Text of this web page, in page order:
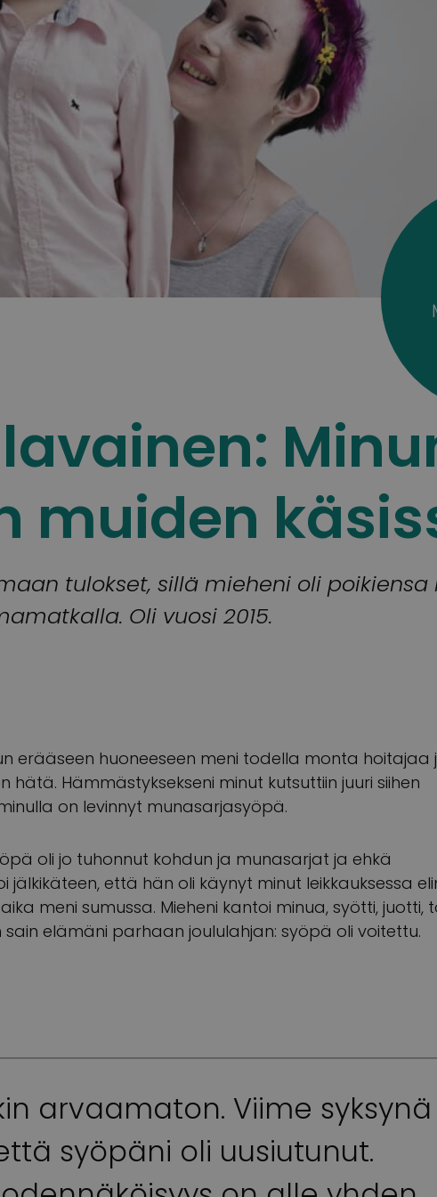
muiden
tulokset, sillä mieheni oli poikiensa
Oli vuosi 2015.
erääseen huoneeseen meni todella monta hoitajaa
hätä. Hämmästyksekseni minut kutsuttiin juuri siihen
on levinnyt munasarjasyöpä.
oli jo tuhonnut kohdun ja munasarjat ja ehkä
jälkikäteen, että hän oli käynyt minut leikkauksessa
meni sumussa. Mieheni kantoi minua, syötti, juotti,
sain elämäni parhaan joululahjan: syöpä oli voitettu.
arvaamaton. Viime syksynä
syöpäni oli uusiutunut.